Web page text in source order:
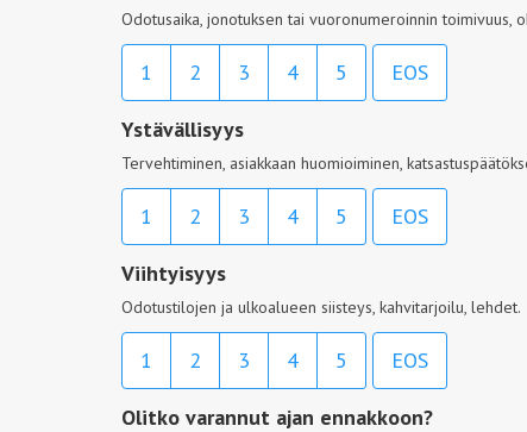
Odotusaika, jonotuksen tai vuoronumeroinnin toimivuus,
1 2 3 4 5 EOS
Ystävällisyys
Tervehtiminen, asiakkaan huomioiminen,
1 2 3 4 5 EOS
Viihtyisyys
Odotustilojen ja ulkoalueen siisteys, kahvitarjoilu, lehdet.
1 2 3 4 5 EOS
Olitko varannut ajan ennakkoon?